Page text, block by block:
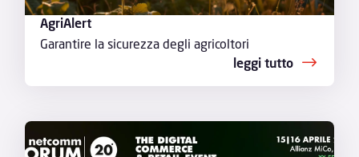
AgriAlert
Garantire la sicurezza degli agricoltori
leggi tutto